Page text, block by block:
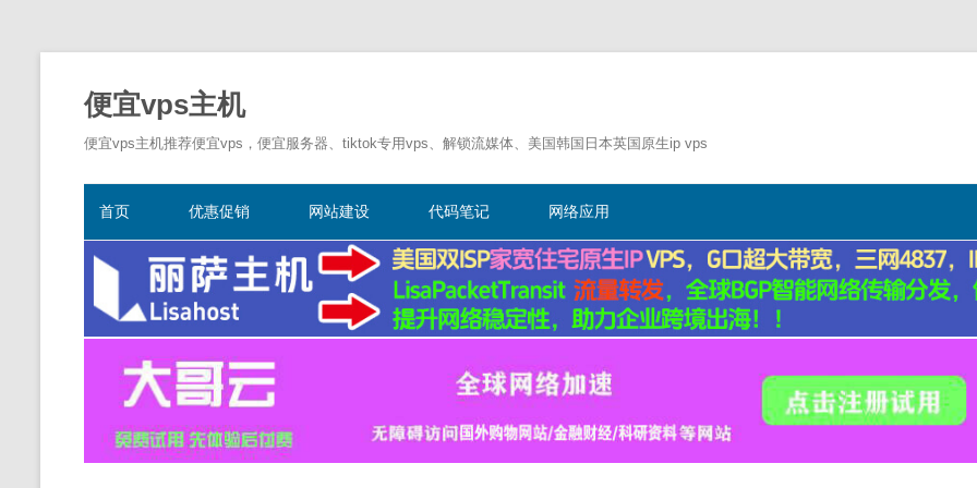
便宜vps主机
便宜vps主机推荐便宜vps，便宜服务器、tiktok专用vps、解锁流媒体、美国韩国日本英国原生ip vps
文
首页 优惠促销 网站建设 代码笔记 网络应用